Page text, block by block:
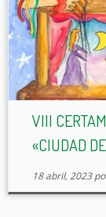
VIII
«CIUDAD
18 abril, 2023